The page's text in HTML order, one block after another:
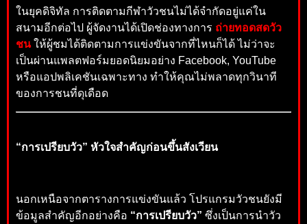
ในยุคดิจิทัล การติดตามกีฬาวัวชนไม่ได้จำกัดอยู่แค่ใน
สนามอีกต่อไป ผู้จัดงานได้เปิดช่องทางการ ถ่ายทอดสดวัว
ชนให้ผู้ชมได้ติดตามการแข่งขันจากที่ไหนก็ได้ ไม่ว่าจะ
เป็นผ่านแพลตฟอร์มยอดนิยมอย่าง Facebook, YouTube
หรือแอปพลิเคชันเฉพาะทาง ทำให้คุณไม่พลาดทุกวินาที
ของการชนที่ดุเดือด
“การเปรียบวัว” หัวใจสำคัญก่อนขึ้นสังเวียน
นอกเหนือจากตารางการแข่งขันแล้ว โปรแกรมวัวชนยังมี
ข้อมูลสำคัญอีกอย่างคือ “การเปรียบวัว” ซึ่งเป็นการนำวัว